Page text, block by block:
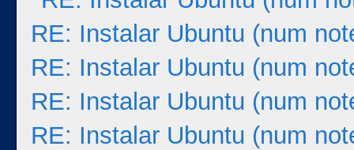
RE: Instalar Ubuntu (num
RE: Instalar Ubuntu (num
RE: Instalar Ubuntu (num
RE: Instalar Ubuntu (num